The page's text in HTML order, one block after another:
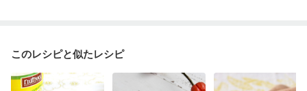
このレシピと似たレシピ